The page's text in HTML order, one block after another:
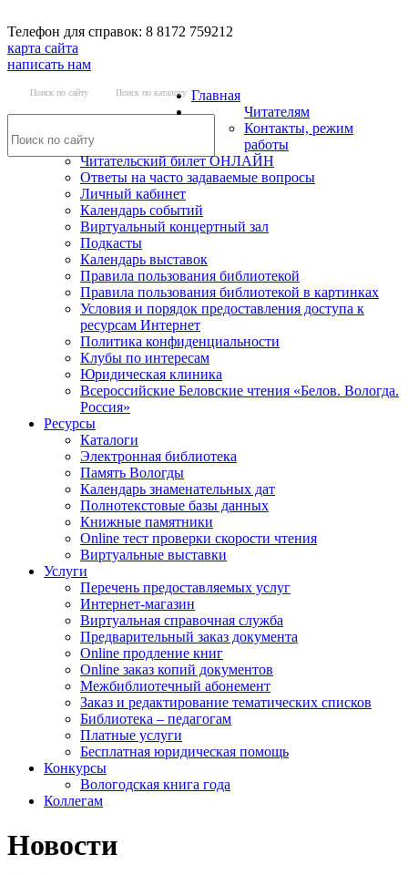
Телефон для справок: 8 8172 759212
карта сайта
написать нам
Поиск по сайту Поиск по каталогу Главная
Читателям
Контакты, режим
работы
Читательский билет ОНЛАЙН
Ответы на часто задаваемые вопросы
Личный кабинет
Календарь событий
Виртуальный концертный зал
Подкасты
Календарь выставок
Правила пользования библиотекой
Правила пользования библиотекой в картинках
Условия и порядок предоставления доступа к
ресурсам Интернет
Политика конфиденциальности
Клубы по интересам
Юридическая клиника
Всероссийские Беловские чтения «Белов. Вологда.
Россия»
Ресурсы
Каталоги
Электронная библиотека
Память Вологды
Календарь знаменательных дат
Полнотекстовые базы данных
Книжные памятники
Online тест проверки скорости чтения
Виртуальные выставки
Услуги
Перечень предоставляемых услуг
Интернет-магазин
Виртуальная справочная служба
Предварительный заказ документа
Online продление книг
Online заказ копий документов
Межбиблиотечный абонемент
Заказ и редактирование тематических списков
Библиотека – педагогам
Платные услуги
Бесплатная юридическая помощь
Конкурсы
Вологодская книга года
Коллегам
Новости